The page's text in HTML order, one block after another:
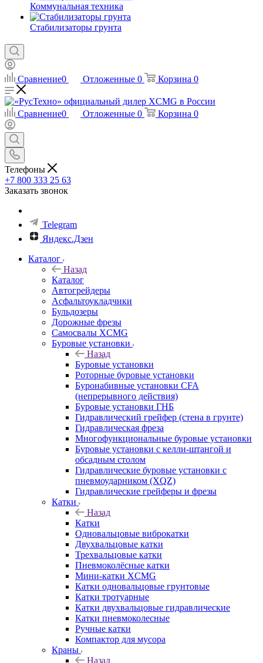
Коммунальная техника
Стабилизаторы грунта
Сравнение0 Отложенные 0 Корзина 0
Сравнение0 Отложенные 0 Корзина 0
Телефоны
+7 800 333 25 63
Заказать звонок
Telegram
Яндекс.Дзен
Каталог
Назад
Каталог
Автогрейдеры
Асфальтоукладчики
Бульдозеры
Дорожные фрезы
Самосвалы XCMG
Буровые установки
Назад
Буровые установки
Роторные буровые установки
Буронабивные установки CFA
(непрерывного действия)
Буровые установки ГНБ
Гидравлический грейфер (стена в грунте)
Гидравлическая фреза
Многофункциональные буровые установки
Буровые установки с келли-штангой и
обсадным столом
Гидравлические буровые установки с
пневмоударником (XQZ)
Гидравлические грейферы и фрезы
Катки
Назад
Катки
Одновальцовые виброкатки
Двухвальцовые катки
Трехвальцовые катки
Пневмоколёсные катки
Мини-катки XCMG
Катки одновальцовые грунтовые
Катки тротуарные
Катки двухвальцовые гидравлические
Катки пневмоколесные
Ручные катки
Компактор для мусора
Краны
Назад